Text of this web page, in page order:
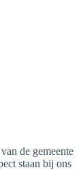
de gemeente
staan bij ons